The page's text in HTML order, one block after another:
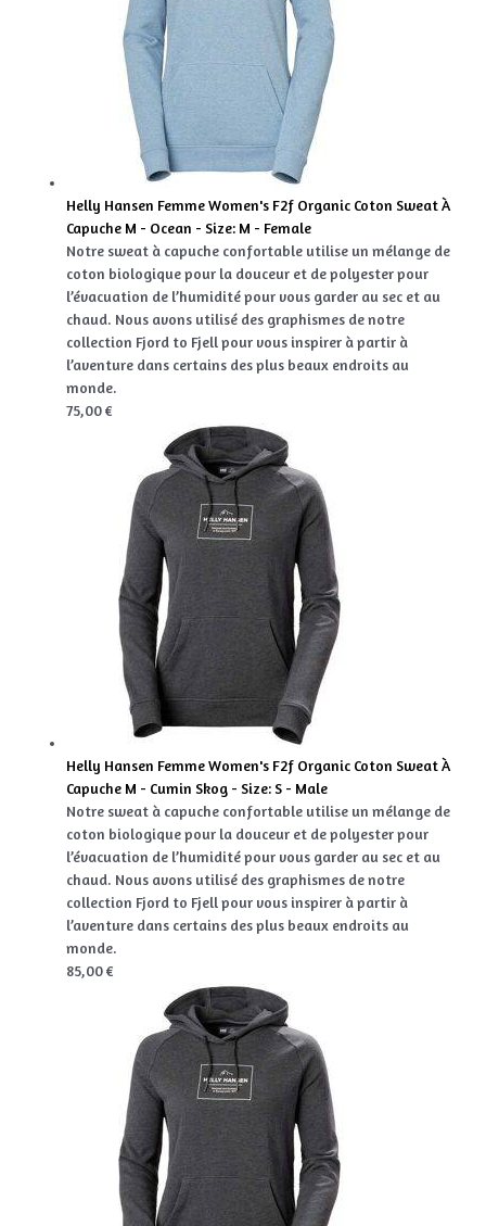
Helly Hansen Femme Women's F2f Organic Coton Sweat À
Capuche M - Ocean - Size: M - Female
Notre sweat à capuche confortable utilise un mélange de
coton biologique pour la douceur et de polyester pour
l’évacuation de l’humidité pour vous garder au sec et au
chaud. Nous avons utilisé des graphismes de notre
collection Fjord to Fjell pour vous inspirer à partir à
l’aventure dans certains des plus beaux endroits au
monde.
75,00 €
Helly Hansen Femme Women's F2f Organic Coton Sweat À
Capuche M - Cumin Skog - Size: S - Male
Notre sweat à capuche confortable utilise un mélange de
coton biologique pour la douceur et de polyester pour
l’évacuation de l’humidité pour vous garder au sec et au
chaud. Nous avons utilisé des graphismes de notre
collection Fjord to Fjell pour vous inspirer à partir à
l’aventure dans certains des plus beaux endroits au
monde.
85,00 €